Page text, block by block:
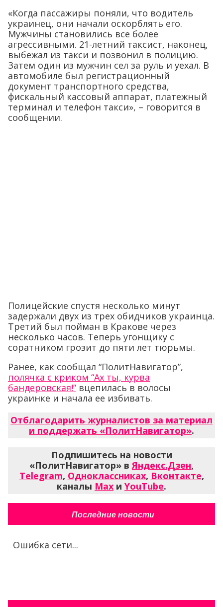
«Когда пассажиры поняли, что водитель
украинец, они начали оскорблять его.
Мужчины становились все более
агрессивными. 21-летний таксист, наконец,
выбежал из такси и позвонил в полицию.
Затем один из мужчин сел за руль и уехал. В
автомобиле был регистрационный
документ транспортного средства,
фискальный кассовый аппарат, платежный
терминал и телефон такси», – говорится в
сообщении.
Полицейские спустя несколько минут
задержали двух из трех обидчиков украинца.
Третий был пойман в Кракове через
несколько часов. Теперь угонщику с
соратником грозит до пяти лет тюрьмы.
Ранее, как сообщал “ПолитНавигатор”,
полячка с криком “Ах ты, курва
бандеровская!” вцепилась в волосы
украинке и начала ее избивать.
Отблагодарить журналистов за материал
и поддержать «ПолитНавигатор».
Подпишитесь на новости
«ПолитНавигатор» вЯндекс.Дзен,
Telegram, Одноклассниках, Вконтакте,
каналы Max и YouTube.
Последние новости
Ошибка сети...